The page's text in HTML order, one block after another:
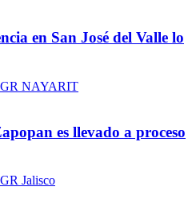
en San José del Valle lo
NAYARIT
es llevado a proceso
Jalisco